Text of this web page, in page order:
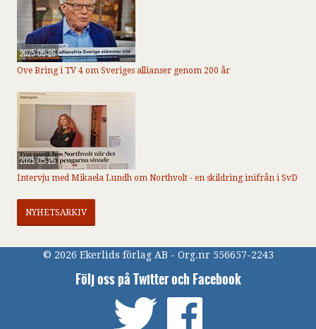
2025-05-26
Ove Bring i TV 4 om Sveriges allianser genom 200 år
2025-05-26
Intervju med Mikaela Lundh om Northvolt - en skildring inifrån i SvD
NYHETSARKIV
© 2026 Ekerlids förlag AB - Org.nr 556657-2243
Följ oss på Twitter och Facebook